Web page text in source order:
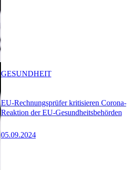
EU-Rechnungsprüfer kritisieren Corona-
Reaktion der EU-Gesundheitsbehörden
05.09.2024
GESUNDHEIT